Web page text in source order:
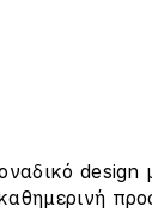
design